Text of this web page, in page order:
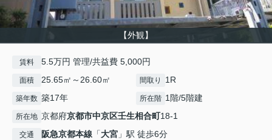
【外観】
賃料 5.5万円 管理/共益費 5,000円
面積 25.65㎡～26.60㎡ 間取り 1R
築年数 築17年 所在階 1階/5階建
所在地 京都府京都市中京区壬生相合町18-1
交通 阪急京都本線 「大宮 」駅 徒歩6分